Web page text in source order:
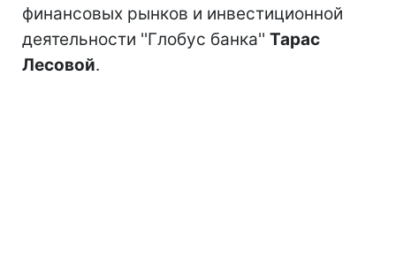
финансовых рынков и инвестиционной
деятельности ''Глобус банка'' Тарас
Лесовой.